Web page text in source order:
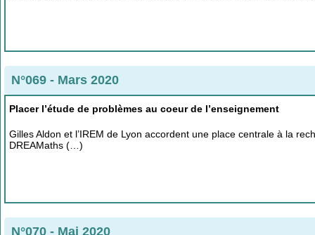
N°069 - Mars 2020
Placer l’étude de problèmes au coeur de l’enseignement
Gilles Aldon et l’IREM de Lyon accordent une place centrale à la
DREAMaths (…)
N°070 - Mai 2020